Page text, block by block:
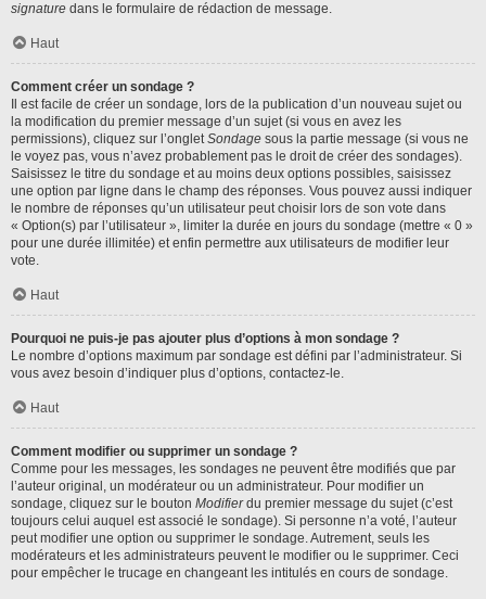
signature dans le formulaire de rédaction de message.
Haut
Comment créer un sondage ?
Il est facile de créer un sondage, lors de la publication d’un nouveau sujet ou
la modification du premier message d’un sujet (si vous en avez les
permissions), cliquez sur l’ongletSondage sous la partie message (si vous ne
le voyez pas, vous n’avez probablement pas le droit de créer des sondages).
Saisissez le titre du sondage et au moins deux options possibles, saisissez
une option par ligne dans le champ des réponses. Vous pouvez aussi indiquer
le nombre de réponses qu’un utilisateur peut choisir lors de son vote dans
« Option(s) par l’utilisateur », limiter la durée en jours du sondage (mettre « 0 »
pour une durée illimitée) et enfin permettre aux utilisateurs de modifier leur
vote.
Haut
Pourquoi ne puis-je pas ajouter plus d’options à mon sondage ?
Le nombre d’options maximum par sondage est défini par l’administrateur. Si
vous avez besoin d’indiquer plus d’options, contactez-le.
Haut
Comment modifier ou supprimer un sondage ?
Comme pour les messages, les sondages ne peuvent être modifiés que par
l’auteur original, un modérateur ou un administrateur. Pour modifier un
sondage, cliquez sur le bouton Modifierdu premier message du sujet (c’est
toujours celui auquel est associé le sondage). Si personne n’a voté, l’auteur
peut modifier une option ou supprimer le sondage. Autrement, seuls les
modérateurs et les administrateurs peuvent le modifier ou le supprimer. Ceci
pour empêcher le trucage en changeant les intitulés en cours de sondage.